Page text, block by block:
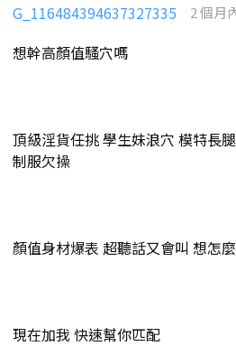
G_116484394637327335 2 個月
想幹高顏值騷穴嗎
頂級淫貨任挑 學生妹浪穴 模特長
制服欠操
顏值身材爆表 超聽話又會叫 想怎
現在加我 快速幫你匹配